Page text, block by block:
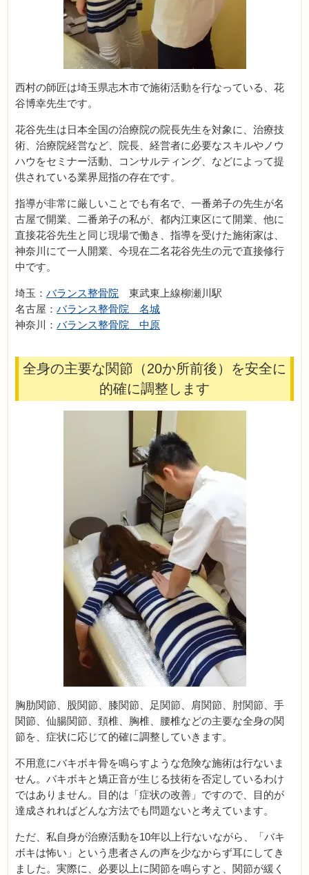
西村の師匠は埼玉県志木市で施術活動を行なっている、花
谷博幸先生です。
花谷先生は日本全国の治療院の院長先生を対象に、治療技
術、治療院経営など、院長、経営者に必要なスキルやノウ
ハウをセミナー活動、コンサルティング、などによって提
供されている業界屈指の存在です。
指導が非常に厳しいことでも有名で、一番弟子の先生が名
古屋で開業、二番弟子の私が、都内江東区にて開業、他に
直接花谷先生と同じ現場で働き、指導を受けた施術家は、
神奈川にて一人開業、今現在二名花谷先生の元で直接修行
中です。
埼玉：バランス整骨院 東武東上線柳瀬川駅
名古屋：バランス整骨院 名城
神奈川：バランス整骨院 中原
全身の主要な関節（20か所前後）を安全に
的確に調整します
胸肋関節、股関節、膝関節、足関節、肩関節、肘関節、手
関節、仙腸関節、頚椎、胸椎、腰椎などの主要な全身の関
節を、症状に応じて的確に調整していきます。
不用意にバキボキ骨を鳴らすような危険な施術は行ないま
せん。バキボキと矯正音が生じる技術を否定しているわけ
ではありません。目的は「症状の改善」ですので、目的が
達成されればどんな方法でも問題ないと考えています。
ただ、私自身が治療活動を10年以上行ないながら、「バキ
ボキは怖い」という患者さんの声を少なからず耳にしてき
ました。実際に、必要以上に関節を鳴らすと、関節が緩く